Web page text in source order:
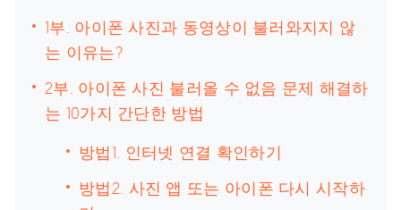
1부. 아이폰 사진과 동영상이 불러와지지 않
는 이유는?
2부. 아이폰 사진 불러올 수 없음 문제 해결하
는 10가지 간단한 방법
방법1. 인터넷 연결 확인하기
방법2. 사진 앱 또는 아이폰 다시 시작하